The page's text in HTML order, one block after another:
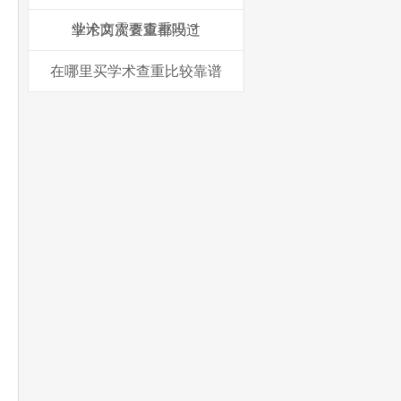
业论文需要查重吗？
学术两次查重都没过
在哪里买学术查重比较靠谱